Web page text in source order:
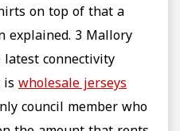
on top of that a
explained. 3 Mallory
latest connectivity
is wholesale jerseys
council member who